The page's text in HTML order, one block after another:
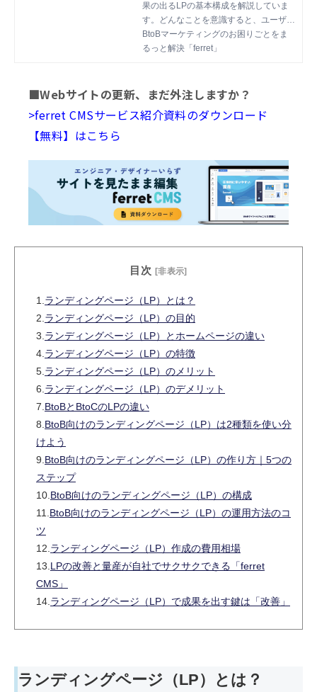
果の出るLPの基本構成を解説していま
す。どんなことを意識すると、ユーザー
に伝わりやすく成果の出やすいLPにな
るのか？具体的なクリエイティブ例と共
BtoBマーケティングのお困りごとをま
るっと解決「ferret」
■Webサイトの更新、まだ外注しますか？
>ferret CMSサービス紹介資料のダウンロード
【無料】はこちら
目次 [非表示]
1. ランディングページ（LP）とは？
2. ランディングページ（LP）の目的
3. ランディングページ（LP）とホームページの違い
4. ランディングページ（LP）の特徴
5. ランディングページ（LP）のメリット
6. ランディングページ（LP）のデメリット
7. BtoBとBtoCのLPの違い
8. BtoB向けのランディングページ（LP）は2種類を使い分
けよう
9. BtoB向けのランディングページ（LP）の作り方｜5つの
ステップ
10. BtoB向けのランディングページ（LP）の構成
11. BtoB向けのランディングページ（LP）の運用方法のコ
ツ
12. ランディングページ（LP）作成の費用相場
13. LPの改善と量産が自社でサクサクできる「ferret
CMS」
14. ランディングページ（LP）で成果を出す鍵は「改善」
ランディングページ（LP）とは？